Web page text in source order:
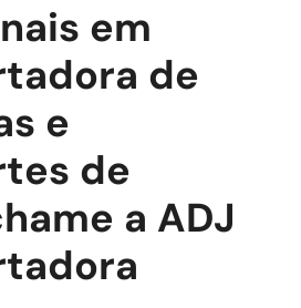
em
de
e
de
a ADJ